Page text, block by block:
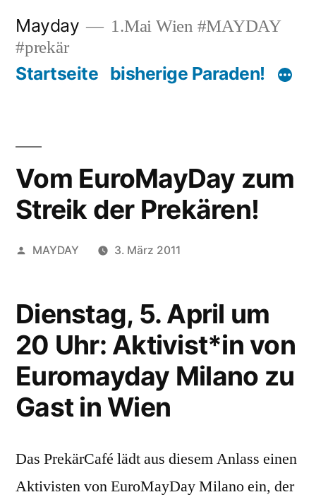
Inhalt
springen
Mayday
1.Mai Wien #MAYDAY
#prekär
Startseite bisherige Paraden!
Vom EuroMayDay zum
Streik der Prekären!
Veröffentlicht
MAYDAY 3. März 2011
Dienstag, 5. April um
20 Uhr: Aktivist*in von
Euromayday Milano zu
Gast in Wien
Das PrekärCafé lädt aus diesem Anlass einen
Aktivisten von EuroMayDay Milano ein, der